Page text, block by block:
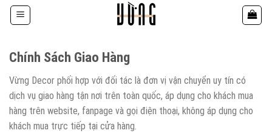
qua
dungChính Sách Giao Hàng
Vừng Decor phối hợp với đối tác là đơn vị vận chuyển uy tín có
dịch vụ giao hàng tận nơi trên toàn quốc, áp dụng cho khách mua
hàng trên website, fanpage và gọi điện thoại, không áp dụng cho
khách mua trực tiếp tại cửa hàng.